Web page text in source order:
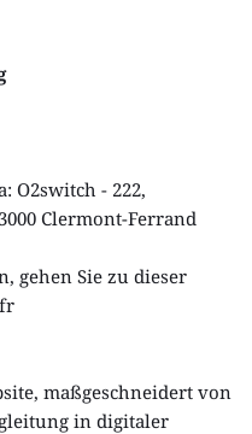
O2switch - 222,
Clermont-Ferrand
gehen Sie zu dieser
in digitaler